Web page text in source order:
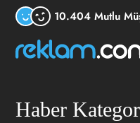
10.404 Mutlu
Haber